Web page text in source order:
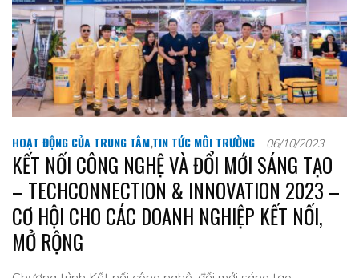
HOẠT ĐỘNG CỦA TRUNG TÂM,TIN TỨC MÔI TRƯỜNG 06/10/2023
KẾT NỐI CÔNG NGHỆ VÀ ĐỔI MỚI SÁNG TẠO
– TECHCONNECTION & INNOVATION 2023 –
CƠ HỘI CHO CÁC DOANH NGHIỆP KẾT NỐI,
MỞ RỘNG